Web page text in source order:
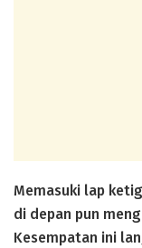
Memasuki lap
di depan pun
Kesempatan ini